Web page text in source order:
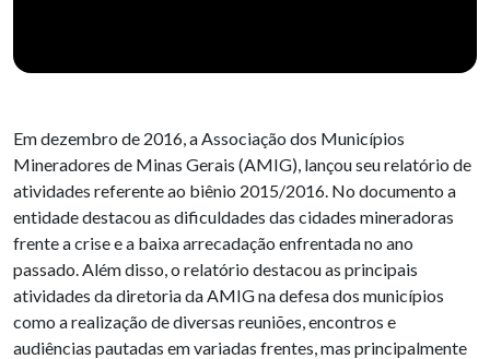
Em dezembro de 2016, a Associação dos Municípios
Mineradores de Minas Gerais (AMIG), lançou seu relatório de
atividades referente ao biênio 2015/2016. No documento a
entidade destacou as dificuldades das cidades mineradoras
frente a crise e a baixa arrecadação enfrentada no ano
passado. Além disso, o relatório destacou as principais
atividades da diretoria da AMIG na defesa dos municípios
como a realização de diversas reuniões, encontros e
audiências pautadas em variadas frentes, mas principalmente